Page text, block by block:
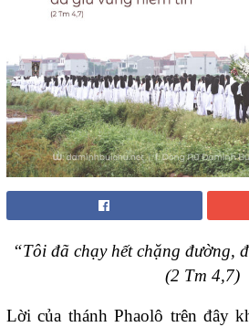
“Tôi đã chạy hết chặng đường,
(2 Tm 4,7)
Lời của thánh Phaolô trên đây